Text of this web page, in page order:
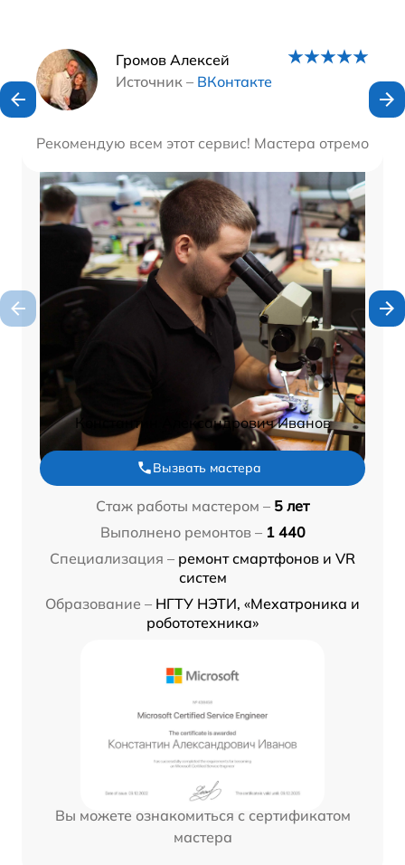
Громов Алексей
Источник – ВКонтакте
Рекомендую всем этот сервис! Мастера
Наши мастера
Константин Александрович Иванов
Вызвать мастера
Стаж работы мастером – 5 лет
Выполнено ремонтов – 1 440
Специализация – ремонт смартфонов и VR
систем
Образование – НГТУ НЭТИ, «Мехатроника и
робототехника»
Вы можете ознакомиться с сертификатом
мастера